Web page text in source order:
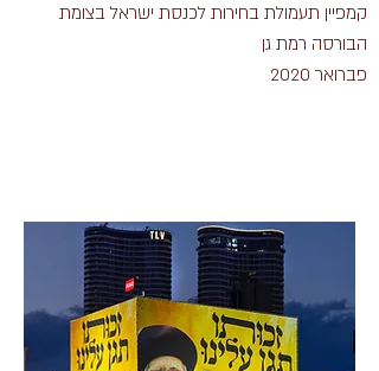
קמפיין תעמולת בחירות לכנסת ישראל בצומת
הבורסה רמת גן
פברואר 2020